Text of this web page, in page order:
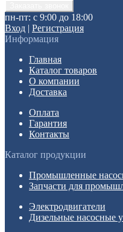
пн-пт: с 9:00 до 18:00
Вход | Регистрация
Информация
Главная
Каталог товаров
О компании
Доставка
Оплата
Гарантия
Контакты
Каталог продукции
Промышленные
Запчасти для
Электродвигатели
Дизельные насосные